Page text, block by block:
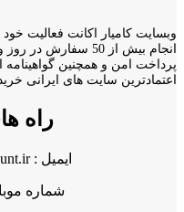
انجام بیش از 50
اعتمادترین سایت های ایرانی
راه
ایمیل : info[at]kamyaraccount.ir
شماره موبایل: